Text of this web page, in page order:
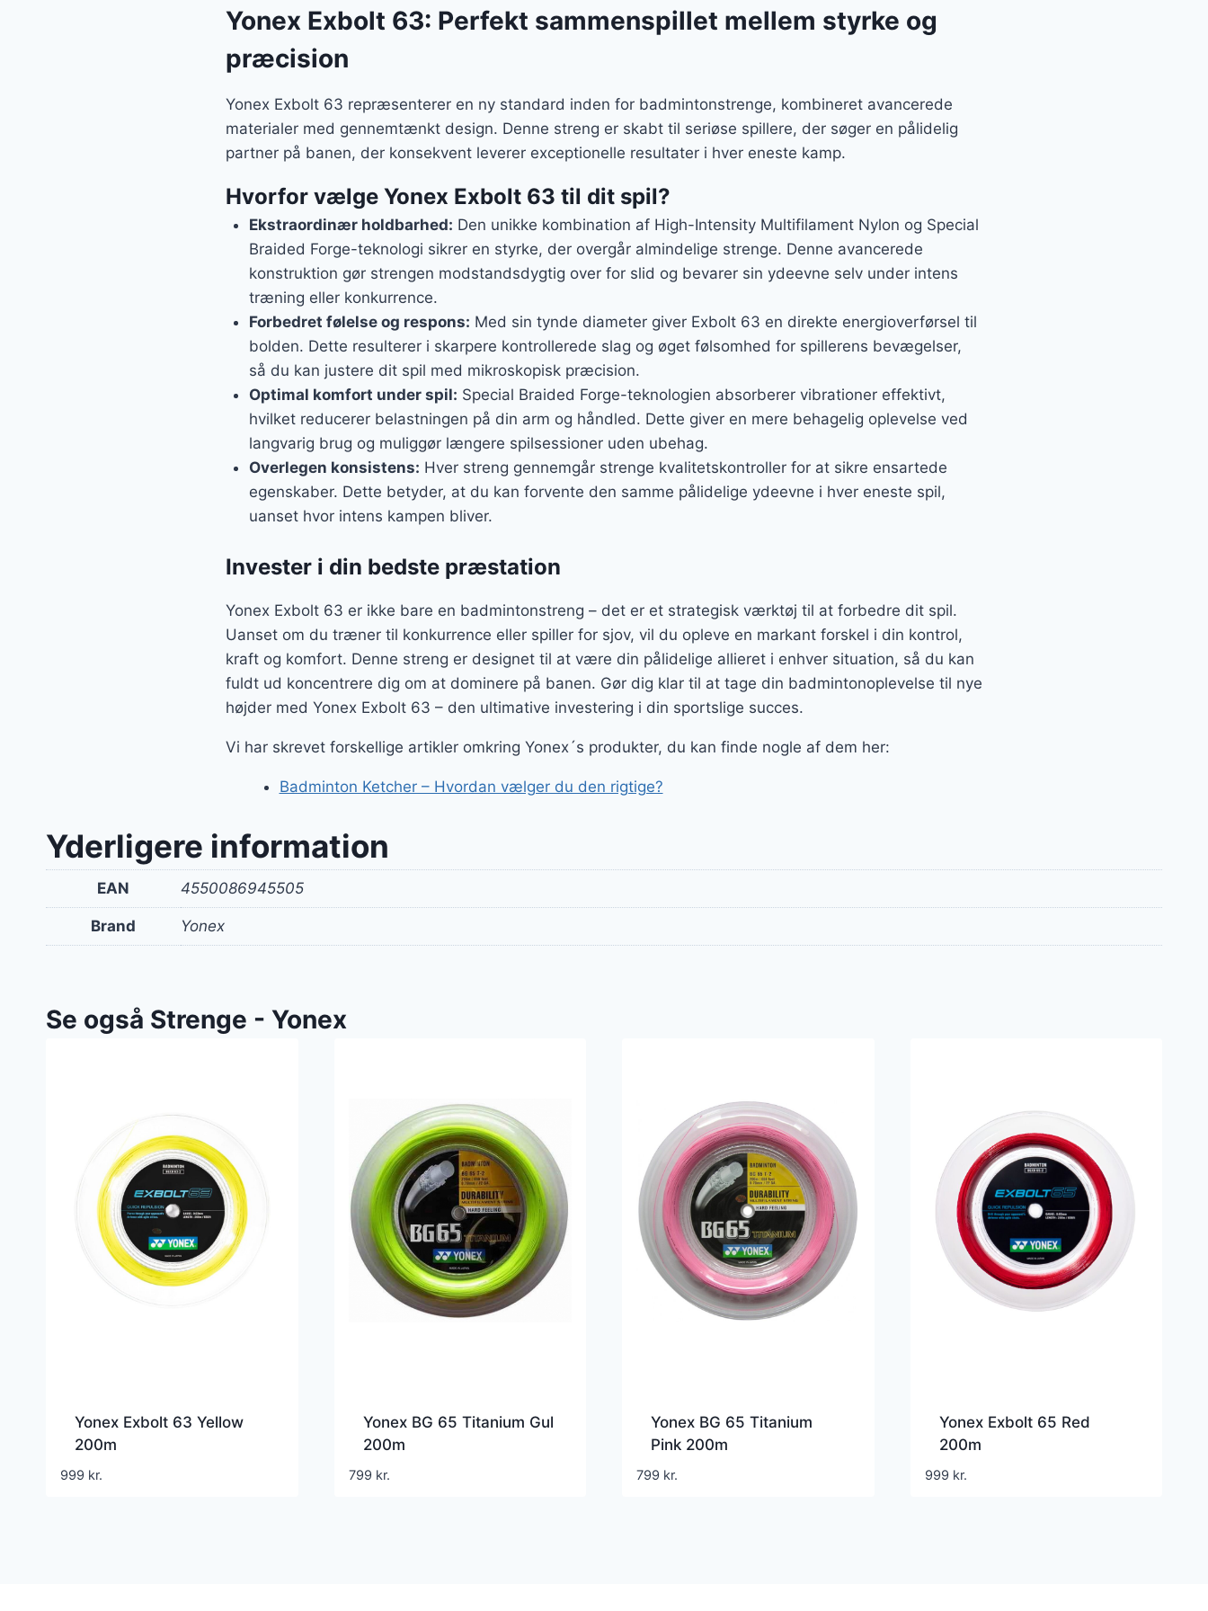
Yonex Exbolt 63: Perfekt sammenspillet mellem styrke og
præcision
Yonex Exbolt 63 repræsenterer en ny standard inden for badmintonstrenge, kombineret avancerede
materialer med gennemtænkt design. Denne streng er skabt til seriøse spillere, der søger en pålidelig
partner på banen, der konsekvent leverer exceptionelle resultater i hver eneste kamp.
Hvorfor vælge Yonex Exbolt 63 til dit spil?
Ekstraordinær holdbarhed: Den unikke kombination af High-Intensity Multifilament Nylon og Special
Braided Forge-teknologi sikrer en styrke, der overgår almindelige strenge. Denne avancerede
konstruktion gør strengen modstandsdygtig over for slid og bevarer sin ydeevne selv under intens
træning eller konkurrence.
Forbedret følelse og respons: Med sin tynde diameter giver Exbolt 63 en direkte energioverførsel til
bolden. Dette resulterer i skarpere kontrollerede slag og øget følsomhed for spillerens bevægelser,
så du kan justere dit spil med mikroskopisk præcision.
Optimal komfort under spil: Special Braided Forge-teknologien absorberer vibrationer effektivt,
hvilket reducerer belastningen på din arm og håndled. Dette giver en mere behagelig oplevelse ved
langvarig brug og muliggør længere spilsessioner uden ubehag.
Overlegen konsistens: Hver streng gennemgår strenge kvalitetskontroller for at sikre ensartede
egenskaber. Dette betyder, at du kan forvente den samme pålidelige ydeevne i hver eneste spil,
uanset hvor intens kampen bliver.
Invester i din bedste præstation
Yonex Exbolt 63 er ikke bare en badmintonstreng – det er et strategisk værktøj til at forbedre dit spil.
Uanset om du træner til konkurrence eller spiller for sjov, vil du opleve en markant forskel i din kontrol,
kraft og komfort. Denne streng er designet til at være din pålidelige allieret i enhver situation, så du kan
fuldt ud koncentrere dig om at dominere på banen. Gør dig klar til at tage din badmintonoplevelse til nye
højder med Yonex Exbolt 63 – den ultimative investering i din sportslige succes.
Vi har skrevet forskellige artikler omkring Yonex´s produkter, du kan finde nogle af dem her:
Badminton Ketcher – Hvordan vælger du den rigtige?
Yderligere information
EAN 4550086945505
Brand Yonex
Se også Strenge - Yonex
Yonex Exbolt 63 Yellow
200m
999 kr.
Yonex BG 65 Titanium Gul
200m
799 kr.
Yonex BG 65 Titanium
Pink 200m
799 kr.
Yonex Exbolt 65 Red
200m
999 kr.